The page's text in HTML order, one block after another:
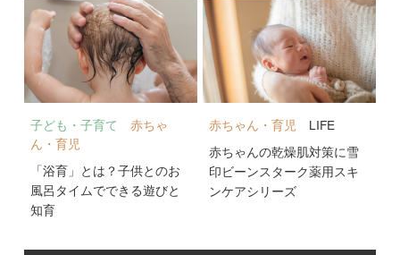
子ども・子育て
赤ちゃ
ん・育児
「浴育」とは？子供とのお
風呂タイムでできる遊びと
知育
赤ちゃん・育児
LIFE
赤ちゃんの乾燥肌対策に雪
印ビーンスターク薬用スキ
ンケアシリーズ